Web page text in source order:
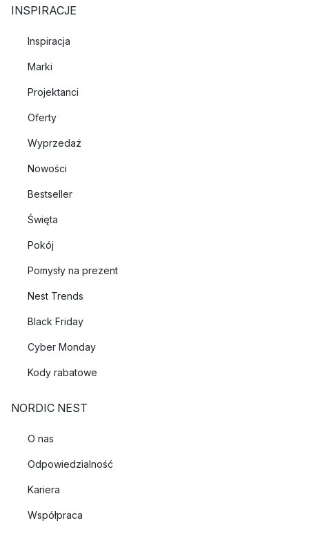
INSPIRACJE
Inspiracja
Marki
Projektanci
Oferty
Wyprzedaż
Nowości
Bestseller
Święta
Pokój
Pomysły na prezent
Nest Trends
Black Friday
Cyber Monday
Kody rabatowe
NORDIC NEST
O nas
Odpowiedzialność
Kariera
Współpraca